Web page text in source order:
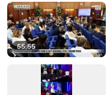
55:55